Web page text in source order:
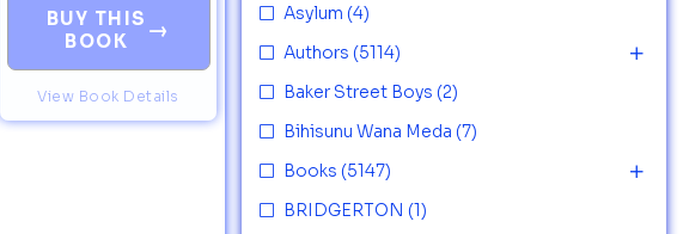
BUY THIS
BOOK
→
View Book Details
Asylum (4)
Authors (5114)
Baker Street Boys (2)
Bihisunu Wana Meda (7)
Books (5147)
BRIDGERTON (1)